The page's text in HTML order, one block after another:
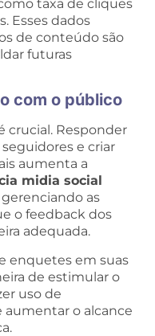
taxa de cliques
Esses dados
de conteúdo são
futuras
com o público
crucial. Responder
e criar
aumenta a
midia social
as
o feedback dos
adequada.
enquetes em suas
de estimular o
uso de
o alcance